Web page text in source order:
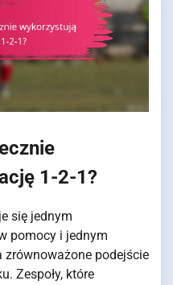
1-2-1?
się jednym
pomocy i jednym
podejście
Zespoły, które